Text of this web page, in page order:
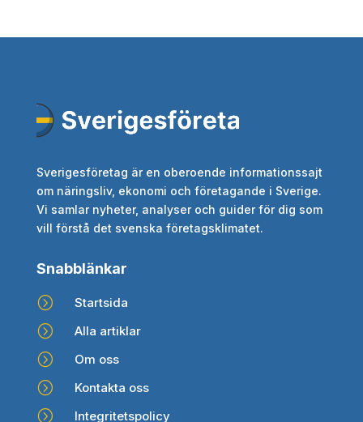
Sverigesföretag är en oberoende informationssajt
om näringsliv, ekonomi och företagande i Sverige.
Vi samlar nyheter, analyser och guider för dig som
vill förstå det svenska företagsklimatet.
Snabblänkar
= Startsida
= Alla artiklar
= Om oss
= Kontakta oss
= Integritetspolicy